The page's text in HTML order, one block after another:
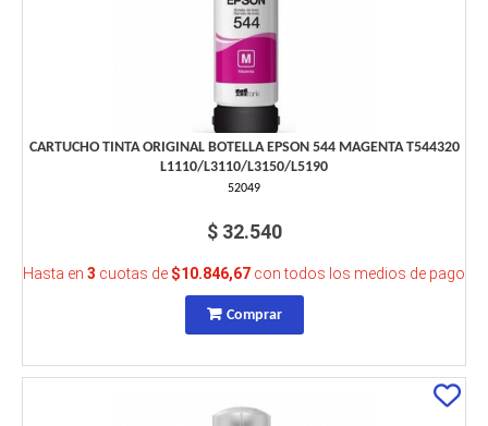
CARTUCHO TINTA ORIGINAL BOTELLA EPSON 544 MAGENTA T544320
L1110/L3110/L3150/L5190
52049
$ 32.540
Hasta en 3 cuotas de $10.846,67 con todos los medios de pago
Comprar